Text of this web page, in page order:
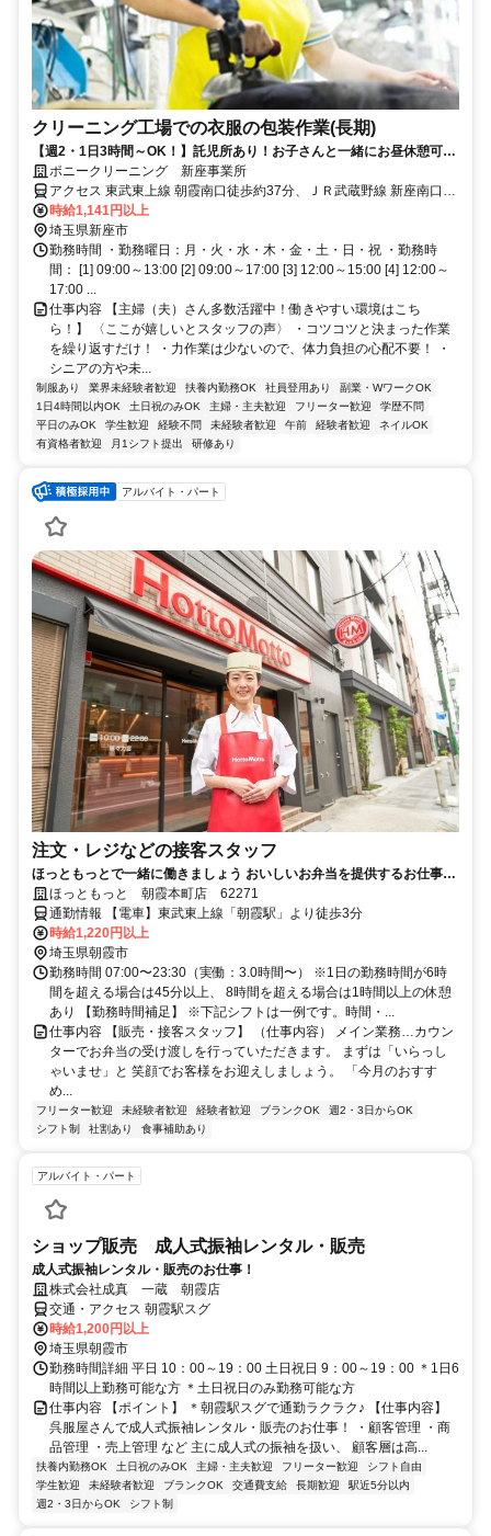
クリーニング工場での衣服の包装作業(長期)
【週2・1日3時間～OK！】託児所あり！お子さんと一緒にお昼休憩可能
｜未経験者・シニアの方も活躍中！
ポニークリーニング 新座事業所
アクセス 東武東上線 朝霞南口徒歩約37分、ＪＲ武蔵野線 新座南口徒
歩約47分、東武東上線 和光市南口徒歩約51分 朝霞台駅よりバス「畑
中二丁目」下車徒歩５分
時給1,141円以上
埼玉県新座市
勤務時間 ・勤務曜日：月・火・水・木・金・土・日・祝 ・勤務時
間： [1] 09:00～13:00 [2] 09:00～17:00 [3] 12:00～15:00 [4] 12:00～
17:00 ...
仕事内容 【主婦（夫）さん多数活躍中！働きやすい環境はこち
ら！】 〈ここが嬉しいとスタッフの声〉 ・コツコツと決まった作業
を繰り返すだけ！ ・力作業は少ないので、体力負担の心配不要！ ・
シニアの方や未...
制服あり 業界未経験者歓迎 扶養内勤務OK 社員登用あり
副業・WワークOK
1日4時間以内OK
土日祝のみOK 主婦・主夫歓迎 フリーター歓迎
学歴不問
平日のみOK
学生歓迎 経験不問 未経験者歓迎 午前 経験者歓迎
ネイルOK
有資格者歓迎
月1シフト提出 研修あり
アルバイト・パート
注文・レジなどの接客スタッフ
ほっともっとで一緒に働きましょう おいしいお弁当を提供するお仕事で
す ほっともっと 朝霞本町店 62271
通勤情報 【電車】東武東上線「朝霞駅」より徒歩3分
時給1,220円以上
埼玉県朝霞市
勤務時間 07:00〜23:30（実働：3.0時間〜） ※1日の勤務時間が6時
間を超える場合は45分以上、 8時間を超える場合は1時間以上の休憩
あり 【勤務時間補足】 ※下記シフトは一例です。時間・...
仕事内容 【販売・接客スタッフ】 （仕事内容） メイン業務…カウン
ターでお弁当の受け渡しを行っていただきます。 まずは「いらっし
ゃいませ」と 笑顔でお客様をお迎えしましょう。 「今月のおすす
め...
フリーター歓迎 未経験者歓迎 経験者歓迎 ブランクOK
週2・3日からOK
シフト制
社割あり 食事補助あり
アルバイト・パート
ショップ販売 成人式振袖レンタル・販売
成人式振袖レンタル・販売のお仕事！
株式会社成真 一蔵 朝霞店
交通・アクセス 朝霞駅スグ
時給1,200円以上
埼玉県朝霞市
勤務時間詳細 平日 10：00～19：00 土日祝日 9：00～19：00 ＊1日6
時間以上勤務可能な方 ＊土日祝日のみ勤務可能な方
仕事内容 【ポイント】 ＊朝霞駅スグで通勤ラクラク♪ 【仕事内容】
呉服屋さんで成人式振袖レンタル・販売のお仕事！ ・顧客管理 ・商
品管理 ・売上管理 など 主に成人式の振袖を扱い、 顧客層は高...
扶養内勤務OK 土日祝のみOK 主婦・主夫歓迎 フリーター歓迎
シフト自由
学生歓迎
未経験者歓迎 ブランクOK 交通費支給 長期歓迎
駅近5分以内
週2・3日からOK
シフト制